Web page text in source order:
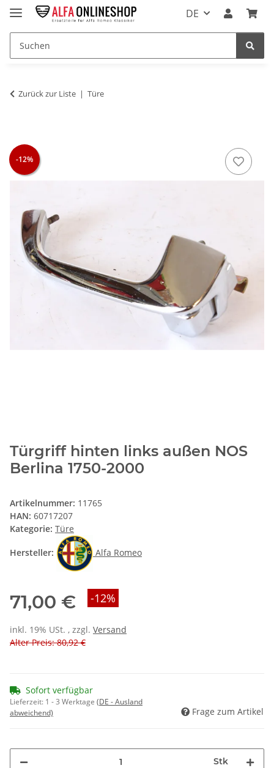
DE
Zurück zur Liste Türe
-12%
Türgriff hinten links außen NOS
Berlina 1750-2000
Artikelnummer: 11765
HAN: 60717207
Kategorie: Türe
Hersteller: Alfa Romeo
71,00 € -12%
inkl. 19% USt. , zzgl. Versand
Alter Preis: 80,92 €
Sofort verfügbar
Lieferzeit: 1 - 3 Werktage (DE - Ausland
abweichend)
Frage zum Artikel
Stk